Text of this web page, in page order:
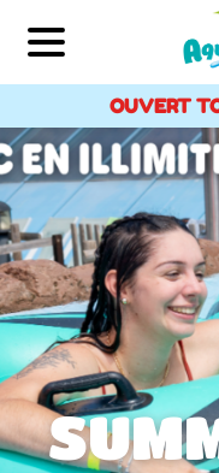
OUVERT